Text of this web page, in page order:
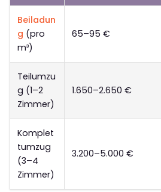
Beiladun
g (pro
m³)
65–95 €
Teilumzu
g (1–2
Zimmer)
1.650–2.650 €
Komplet
tumzug
(3–4
Zimmer)
3.200–5.000 €